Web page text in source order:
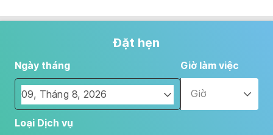
Đặt hẹn
Ngày tháng
Navigate
forward
Giờ làm việc
Giờ
Loại Dịch vụ